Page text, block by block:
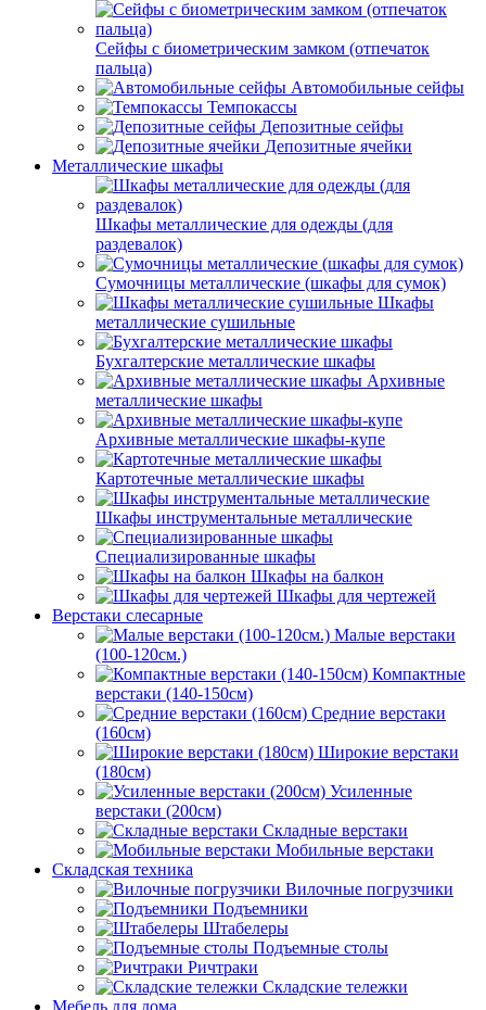
Сейфы с биометрическим замком (отпечаток
пальца)
Автомобильные сейфы
Темпокассы
Депозитные сейфы
Депозитные ячейки
Металлические шкафы
Шкафы металлические для одежды (для
раздевалок)
Сумочницы металлические (шкафы для сумок)
Шкафы
металлические сушильные
Бухгалтерские металлические шкафы
Архивные
металлические шкафы
Архивные металлические шкафы-купе
Картотечные металлические шкафы
Шкафы инструментальные металлические
Специализированные шкафы
Шкафы на балкон
Шкафы для чертежей
Верстаки слесарные
Малые верстаки
(100-120см.)
Компактные
верстаки (140-150см)
Средние верстаки
(160см)
Широкие верстаки
(180см)
Усиленные
верстаки (200см)
Складные верстаки
Мобильные верстаки
Складская техника
Вилочные погрузчики
Подъемники
Штабелеры
Подъемные столы
Ричтраки
Складские тележки
Мебель для дома